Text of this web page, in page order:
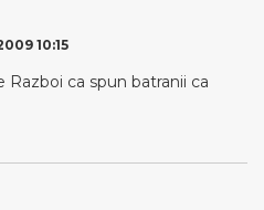
10:15
Razboi ca spun batranii ca